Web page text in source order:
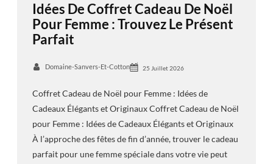
Idées De Coffret Cadeau De Noël
Pour Femme : Trouvez Le Présent
Parfait
Domaine-Sanvers-Et-Cotton 25 Juillet 2026
Coffret Cadeau de Noël pour Femme : Idées de
Cadeaux Élégants et Originaux Coffret Cadeau de Noël
pour Femme : Idées de Cadeaux Élégants et Originaux
À l’approche des fêtes de fin d’année, trouver le cadeau
parfait pour une femme spéciale dans votre vie peut